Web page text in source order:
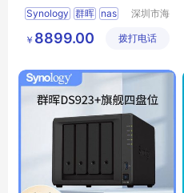
文件共享云盘
Synology 群晖 nas
深圳市海
技有限公
￥ 8899.00 拨打电话